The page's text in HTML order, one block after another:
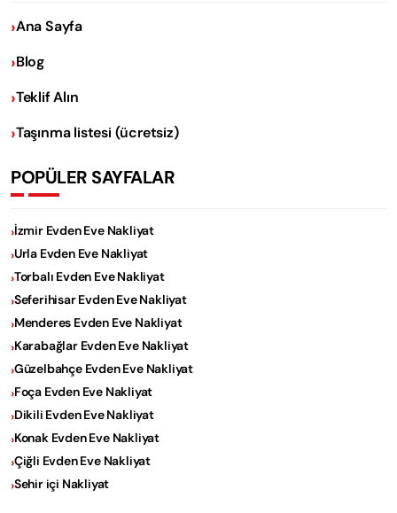
Ana Sayfa
Blog
Teklif Alın
Taşınma listesi (ücretsiz)
POPÜLER SAYFALAR
İzmir Evden Eve Nakliyat
Urla Evden Eve Nakliyat
Torbalı Evden Eve Nakliyat
Seferihisar Evden Eve Nakliyat
Menderes Evden Eve Nakliyat
Karabağlar Evden Eve Nakliyat
Güzelbahçe Evden Eve Nakliyat
Foça Evden Eve Nakliyat
Dikili Evden Eve Nakliyat
Konak Evden Eve Nakliyat
Çiğli Evden Eve Nakliyat
Sehir içi Nakliyat